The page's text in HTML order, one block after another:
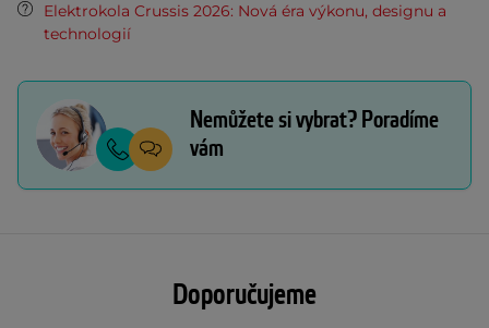
Elektrokola Crussis 2026: Nová éra výkonu, designu a
technologií
Nemůžete si vybrat? Poradíme
vám
Doporučujeme